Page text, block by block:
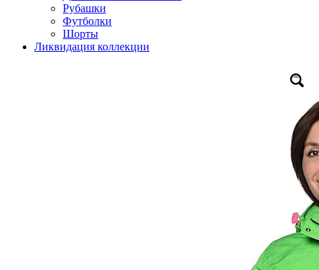
Рубашки
Футболки
Шорты
Ликвидация коллекции